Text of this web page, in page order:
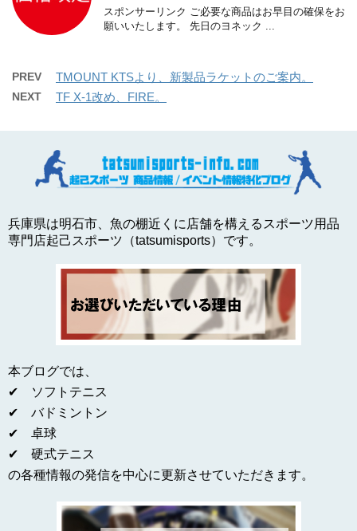
スポンサーリンク ご必要な商品はお早目の確保をお
願いいたします。 先日のヨネック ...
PREV TMOUNT KTSより、新製品ラケットのご案内。
NEXT TF X-1改め、FIRE。
兵庫県は明石市、魚の棚近くに店舗を構えるスポーツ用品
専門店起己スポーツ（tatsumisports）です。
本ブログでは、
✔ ソフトテニス
✔ バドミントン
✔ 卓球
✔ 硬式テニス
の各種情報の発信を中心に更新させていただきます。